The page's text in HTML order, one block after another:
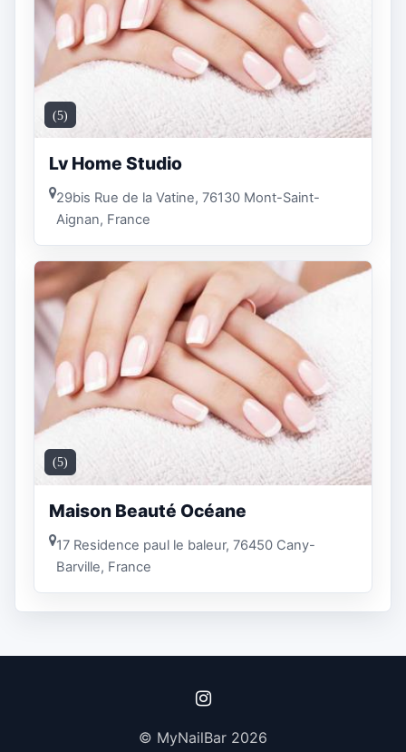
(5)
Lv Home Studio
29bis Rue de la Vatine, 76130 Mont-Saint-
Aignan, France
(5)
Maison Beauté Océane
17 Residence paul le baleur, 76450 Cany-
Barville, France
© MyNailBar 2026